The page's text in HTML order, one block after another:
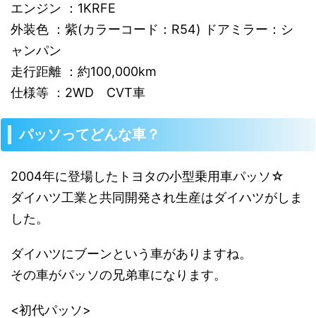
エンジン ：1KRFE
外装色 ：紫(カラーコード：R54) ドアミラー：シ
ャンパン
走行距離 ：約100,000km
仕様等 ：2WD CVT車
パッソってどんな車？
2004年に登場したトヨタの小型乗用車パッソ☆
ダイハツ工業と共同開発され生産はダイハツがしま
した。
ダイハツにブーンという車がありますね。
その車がパッソの兄弟車になります。
<初代パッソ>